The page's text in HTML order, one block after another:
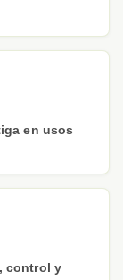
en usos
control y